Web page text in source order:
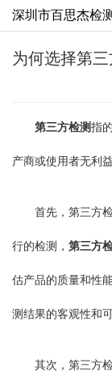
深圳市百思杰检
为何选择第
第三方检测指
产商或使用者无利
首先，第三方
行的检测， 第三方
估产品的质量和性
测结果的客观性和可
其次，第三方